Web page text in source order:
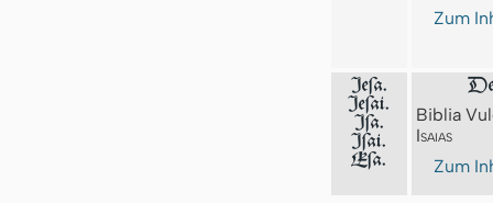
Zum
Jeſa.
Jeſai.
Jſa.
Iſai.
Eſa.
Biblia
Isaias
Zum